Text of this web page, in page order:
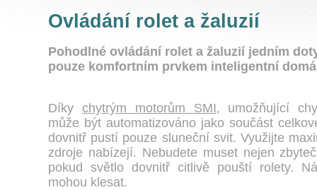
Ovládání rolet a žaluzií
Pohodlné ovládání rolet a žaluzií jedním
pouze komfortním prvkem inteligentní
Díky chytrým motorům SMI, umožňující
může být automatizováno jako součást
dovnitř pustí pouze sluneční svit. Využijte
zdroje nabízejí. Nebudete muset nejen
pokud světlo dovnitř citlivě pouští rolety.
mohou klesat.